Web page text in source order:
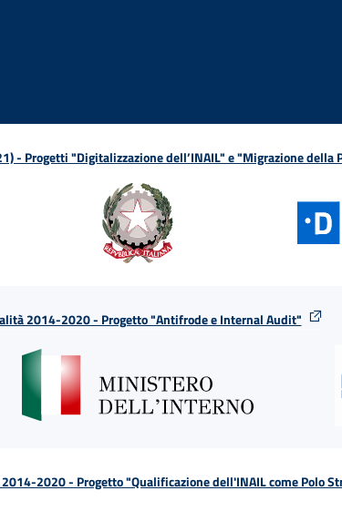
- Progetti "Digitalizzazione dell’INAIL" e "Migrazione della
2014-2020 - Progetto "Antifrode e Internal Audit"
2020 - Progetto "Qualificazione dell'INAIL come Polo